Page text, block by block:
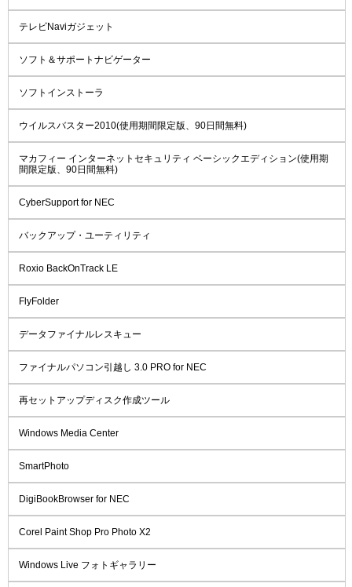
テレビNaviガジェット
ソフト＆サポートナビゲーター
ソフトインストーラ
ウイルスバスター2010(使用期間限定版、90日間無料)
マカフィー インターネットセキュリティ ベーシックエディション(使用期
間限定版、90日間無料)
CyberSupport for NEC
バックアップ・ユーティリティ
Roxio BackOnTrack LE
FlyFolder
データファイナルレスキュー
ファイナルパソコン引越し 3.0 PRO for NEC
再セットアップディスク作成ツール
Windows Media Center
SmartPhoto
DigiBookBrowser for NEC
Corel Paint Shop Pro Photo X2
Windows Live フォトギャラリー